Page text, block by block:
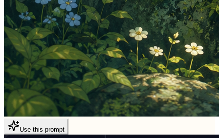
Use this prompt